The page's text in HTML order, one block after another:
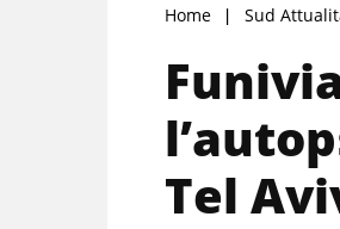
Home Sud
Tel